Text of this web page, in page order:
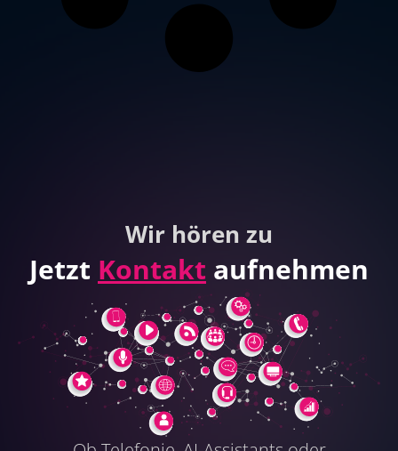
Wir hören zu
Jetzt Kontakt aufnehmen